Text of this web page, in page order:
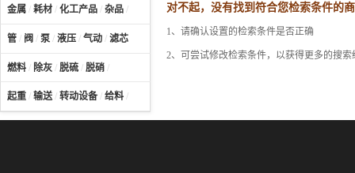
金属 / 耗材 / 化工产品 / 杂品 /
管 / 阀 / 泵 / 液压 / 气动 / 滤芯
燃料 / 除灰 / 脱硫 / 脱硝 /
起重 / 输送/ 转动设备 / 给料 /
对不起，没有找到符合您检索条件的
1、请确认设置的检索条件是否正确
2、可尝试修改检索条件，以获得更多的搜索